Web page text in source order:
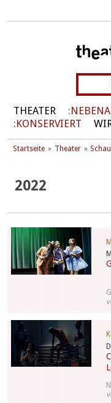
THEATER
KONSERVIERT
Startseite Theater
2022